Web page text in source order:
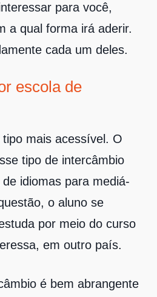
para você,
a qual forma irá aderir.
cada um deles.
escola de
mais acessível. O
tipo de intercâmbio
idiomas para mediá-
o aluno se
por meio do curso
em outro país.
é bem abrangente